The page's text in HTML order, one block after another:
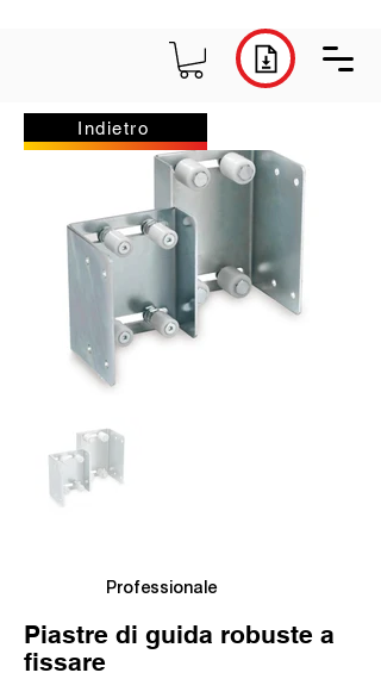
Indietro
Professionale
Piastre di guida robuste a
fissare